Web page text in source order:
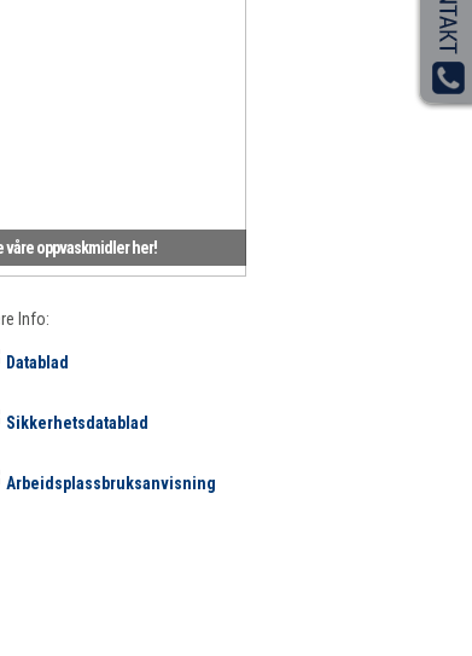
våre oppvaskmidler her!
Info:
Datablad
Sikkerhetsdatablad
Arbeidsplassbruksanvisning